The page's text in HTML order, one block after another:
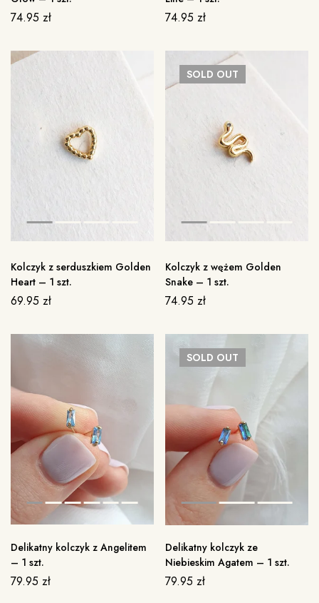
74.95 zł 74.95 zł
Kolczyk z serduszkiem Golden
Heart – 1 szt.
69.95 zł
SOLD OUT
Kolczyk z wężem Golden
Snake – 1 szt.
74.95 zł
Delikatny kolczyk z Angelitem
– 1 szt.
79.95 zł
SOLD OUT
Delikatny kolczyk ze
Niebieskim Agatem – 1 szt.
79.95 zł